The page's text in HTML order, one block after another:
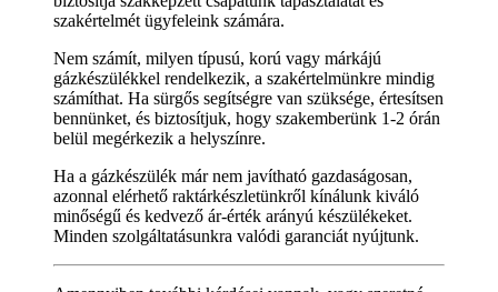
szakértelmét ügyfeleink számára.
Nem számít, milyen típusú, korú vagy márkájú
gázkészülékkel rendelkezik, a szakértelmünkre mindig
számíthat. Ha sürgős segítségre van szüksége, értesítsen
bennünket, és biztosítjuk, hogy szakemberünk 1-2 órán
belül megérkezik a helyszínre.
Ha a gázkészülék már nem javítható gazdaságosan,
azonnal elérhető raktárkészletünkről kínálunk kiváló
minőségű és kedvező ár-érték arányú készülékeket.
Minden szolgáltatásunkra valódi garanciát nyújtunk.